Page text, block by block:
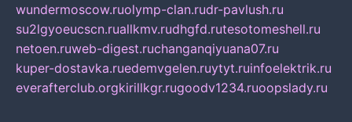
wundermoscow.ruolymp-clan.rudr-pavlush.ru
su2lgyoeucscn.ruallkmv.rudhgfd.rutesotomeshell.ru
netoen.ruweb-digest.ruchanganqiyuana07.ru
kuper-dostavka.ruedemvgelen.ruytyt.ruinfoelektrik.ru
everafterclub.orgkirillkgr.rugoodv1234.ruoopslady.ru